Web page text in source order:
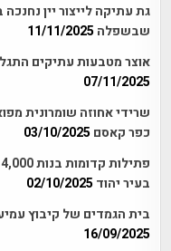
גת עתיקה לייצור יין
שבשפלה 11/11/2025
אוצר מטבעות עתיקים
07/11/2025
כפר קאסם 03/10/2025
בעיר יהוד 02/10/2025
בית הגמדים של קיבוץ
16/09/2025